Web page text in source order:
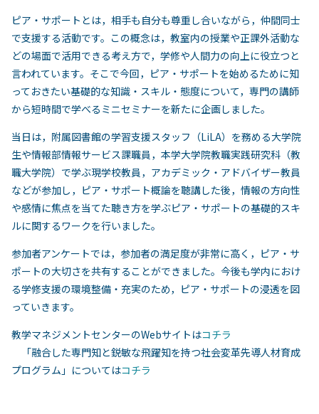
ピア・サポートとは，相手も自分も尊重し合いながら，仲間同士
で支援する活動です。この概念は，教室内の授業や正課外活動な
どの場面で活用できる考え方で，学修や人間力の向上に役立つと
言われています。そこで今回，ピア・サポートを始めるために知
っておきたい基礎的な知識・スキル・態度について，専門の講師
から短時間で学べるミニセミナーを新たに企画しました。
当日は，附属図書館の学習支援スタッフ（LiLA）を務める大学院
生や情報部情報サービス課職員，本学大学院教職実践研究科（教
職大学院）で学ぶ現学校教員，アカデミック・アドバイザー教員
などが参加し，ピア・サポート概論を聴講した後，情報の方向性
や感情に焦点を当てた聴き方を学ぶピア・サポートの基礎的スキ
ルに関するワークを行いました。
参加者アンケートでは，参加者の満足度が非常に高く，ピア・サ
ポートの大切さを共有することができました。今後も学内におけ
る学修支援の環境整備・充実のため，ピア・サポートの浸透を図
っていきます。
教学マネジメントセンターのWebサイトはコチラ
「融合した専門知と鋭敏な飛躍知を持つ社会変革先導人材育成
プログラム」についてはコチラ